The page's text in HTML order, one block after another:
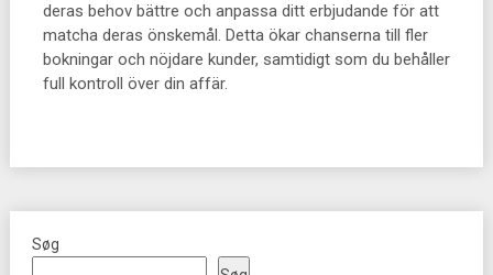
deras behov bättre och anpassa ditt erbjudande för att
matcha deras önskemål. Detta ökar chanserna till fler
bokningar och nöjdare kunder, samtidigt som du behåller
full kontroll över din affär.
Søg